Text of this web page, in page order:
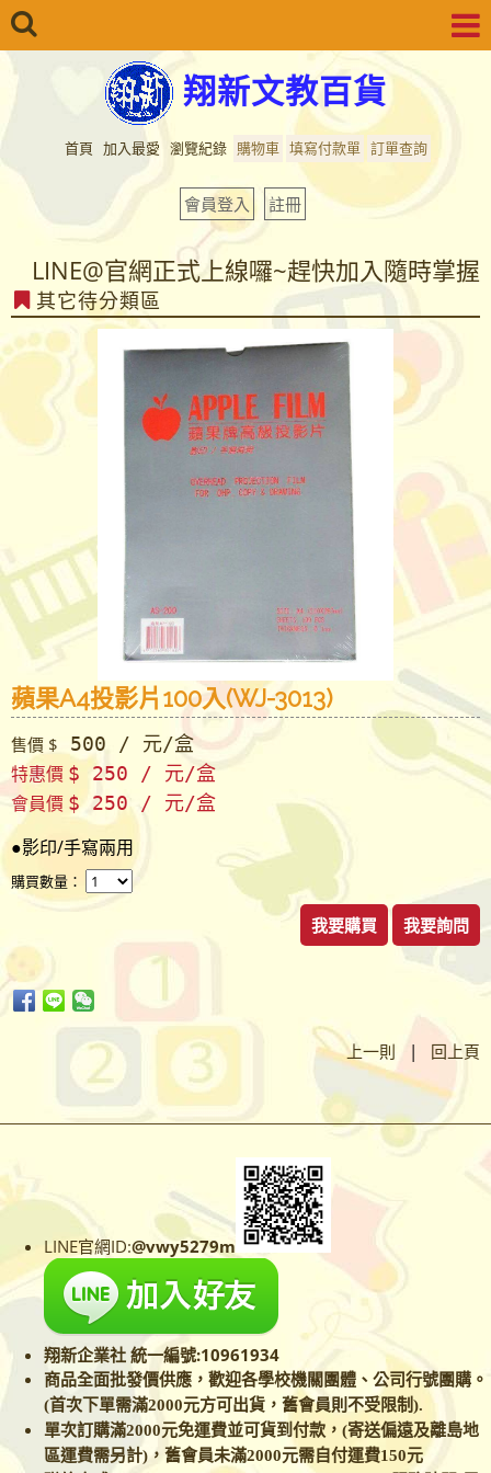
翔新文教百貨
首頁 加入最愛 瀏覽紀錄 購物車 填寫付款單 訂單查詢
會員登入 註冊
LINE@官網正式上線囉~趕快加入隨時掌握
最新商品資訊...
LINE@官網正式上線囉~趕快加入隨時掌握
最新商品資訊...
其它待分類區
蘋果A4投影片100入(WJ-3013)
售價 $ 500 / 元/盒
特惠價 $ 250 / 元/盒
會員價 $ 250 / 元/盒
●影印/手寫兩用
購買數量：
我要購買 我要詢問
上一則 | 回上頁
LINE官網ID:@vwy5279m
翔新企業社 統一編號:10961934
商品全面批發價供應，歡迎各學校機關團體、公司行號團購。
(首次下單需滿2000元方可出貨，舊會員則不受限制).
單次訂購滿2000元免運費並可貨到付款，(寄送偏遠及離島地
區運費需另計)，舊會員未滿2000元需自付運費150元